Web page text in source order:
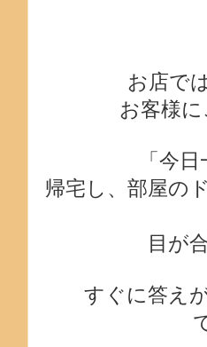
お店で
お客様
「今
帰宅し、部屋の
目が
すぐに答え